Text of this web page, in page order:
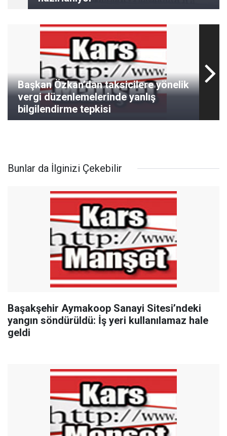
Başkan Özkan’dan taksicilere yönelik
vergi düzenlemelerinde yanlış
bilgilendirme tepkisi
Bunlar da İlginizi Çekebilir
Başakşehir Aymakoop Sanayi Sitesi’ndeki
yangın söndürüldü: İş yeri kullanılamaz hale
geldi